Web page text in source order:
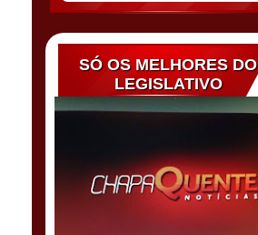
SÓ OS MELHORES DO
LEGISLATIVO